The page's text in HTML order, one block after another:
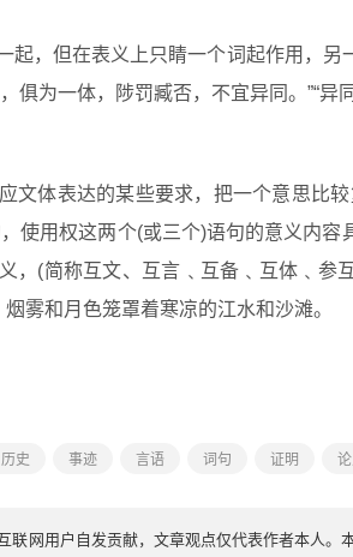
起，但在表义上只睛一个词起作用，
为一体，陟罚臧否，不宜异同。”“异同
文体表达的某些要求，把一个意思比
使用权这两个(或三个)语句的意义内
，(简称互文、互言﹑互备﹑互体﹑参
雾和月色笼罩着寒凉的江水和沙滩。
历史 事迹 言语 词句 证明
联网用户自发贡献，文章观点仅代表作者本人